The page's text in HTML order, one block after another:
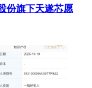
份旗下天遂芯愿